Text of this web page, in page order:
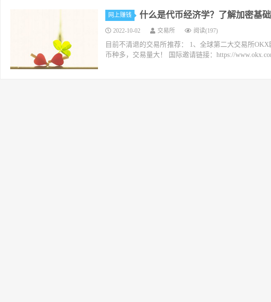
网上赚钱 什么是代币经济学？了解加密基
2022-10-02 交易所 阅读(197)
目前不清退的交易所推荐： 1、全球第二大交易所
币种多，交易量大！ 国际邀请链接：https://